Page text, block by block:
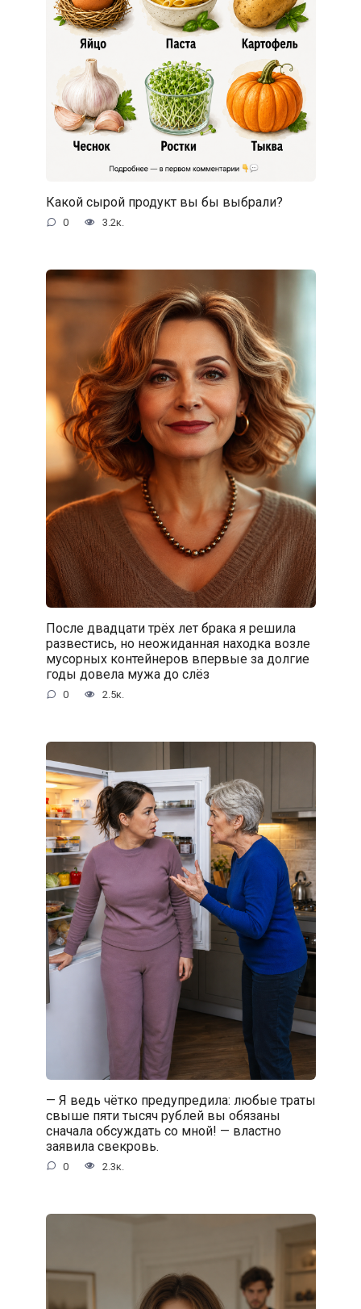
Какой сырой продукт вы бы выбрали?
0 3.2к.
После двадцати трёх лет брака я решила
развестись, но неожиданная находка возле
мусорных контейнеров впервые за долгие
годы довела мужа до слёз
0 2.5к.
— Я ведь чётко предупредила: любые траты
свыше пяти тысяч рублей вы обязаны
сначала обсуждать со мной! — властно
заявила свекровь.
0 2.3к.